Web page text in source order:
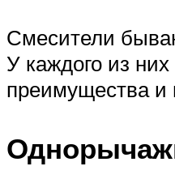
Смесители
У каждого из них
преимущества и